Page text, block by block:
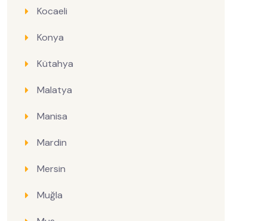
Kocaeli
Konya
Kütahya
Malatya
Manisa
Mardin
Mersin
Muğla